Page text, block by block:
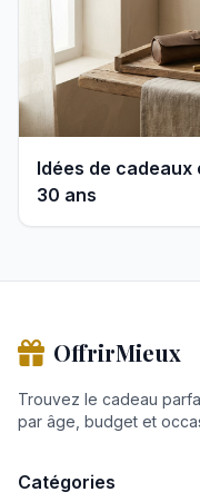
Idées de cadeaux
30 ans
OffrirMieux
Trouvez le cadeau
par âge, budget et
Catégories